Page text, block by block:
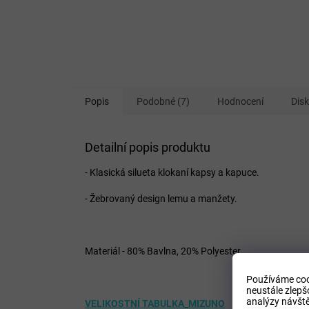
Používáme
neustále
analýzy
Popis Podobné (7) Hodnocení
Detailní popis produktu
- Klasická silueta klokaní kapsy a kapuce.
- Žebrovaný design lemu a manžety.
Materiál - 80% Bavlna, 20% Polyester
VELIKOSTNÍ TABULKA_MIZUNO